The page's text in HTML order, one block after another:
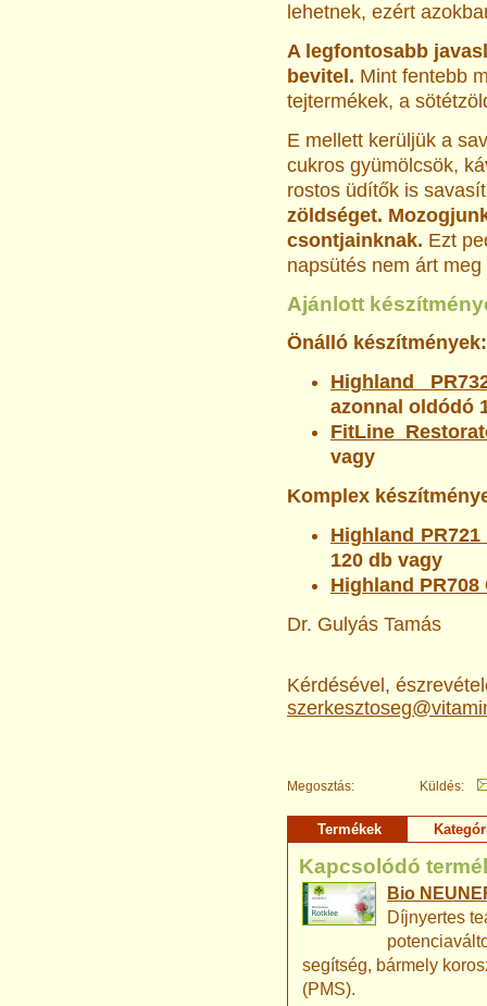
lehetnek, ezért
A legfontosabb
bevitel. Mint fentebb
tejtermékek, a
E mellett kerüljük a
cukros gyümölcsök,
rostos üdítők is
zöldséget.
csontjainknak. Ezt
napsütés nem árt
Ajánlott
Önálló készítmények:
Highland
azonnal oldódó
FitLine
vagy
Komplex
Highland
120 db vagy
Highland
Dr. Gulyás Tamás
Kérdésével,
Megosztás: Küldés:
Termékek
Kapcsolódó
Bio
Díjnyertes
segítség, bármely
(PMS).